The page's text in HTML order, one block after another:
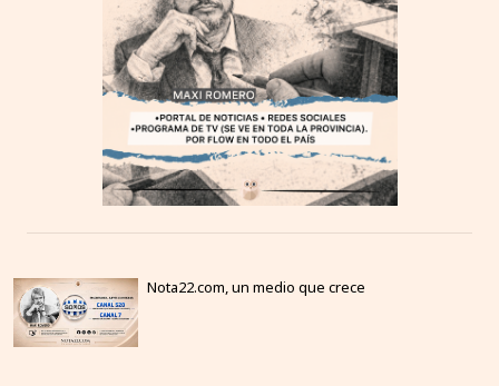
Nota22.com, un medio que crece